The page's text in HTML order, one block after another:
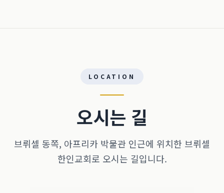
LOCATION
오시는 길
브뤼셀 동쪽, 아프리카 박물관 인근에 위치한 브뤼셀
한인교회로 오시는 길입니다.